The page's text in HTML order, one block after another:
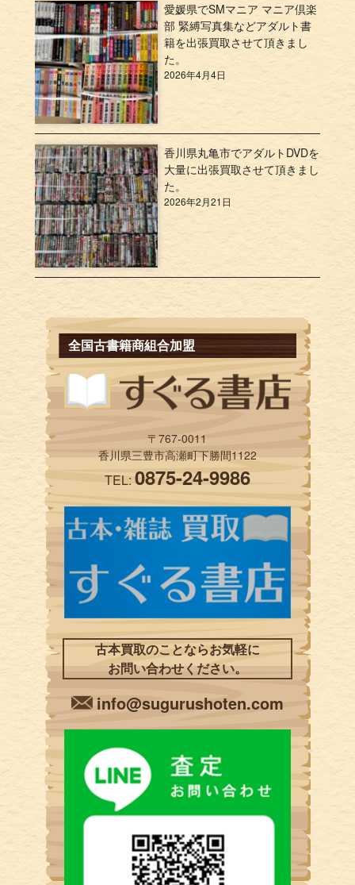
愛媛県でSMマニア マニア倶楽
部 緊縛写真集などアダルト書
籍を出張買取させて頂きまし
た。
2026年4月4日
香川県丸亀市でアダルトDVDを
大量に出張買取させて頂きまし
た。
2026年2月21日
全国古書籍商組合加盟
〒767-0011
香川県三豊市高瀬町下勝間1122
TEL:0875-24-9986
古本買取のことならお気軽に
お問い合わせください。
info@sugurushoten.com